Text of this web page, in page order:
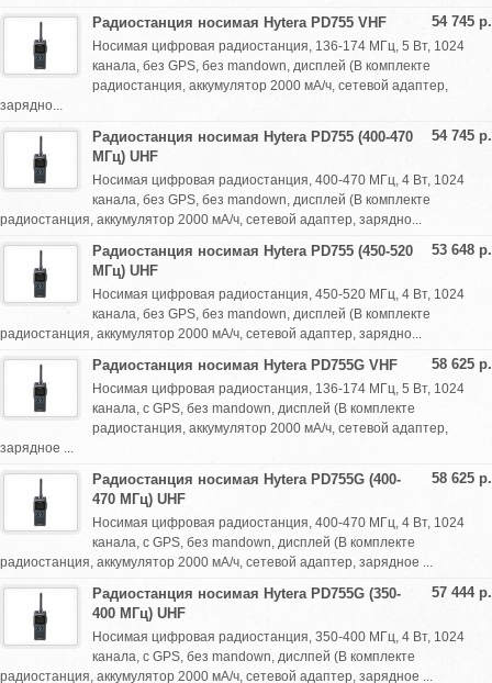
54 745 р.
Радиостанция носимая Hytera PD755 VHF
Носимая цифровая радиостанция, 136-174 МГц, 5 Вт, 1024
канала, без GPS, без mandown, дисплей (В комплекте
радиостанция, аккумулятор 2000 мА/ч, сетевой адаптер,
зарядно...
54 745 р.
Радиостанция носимая Hytera PD755 (400-470
МГц) UHF
Носимая цифровая радиостанция, 400-470 МГц, 4 Вт, 1024
канала, без GPS, без mandown, дисплей (В комплекте
радиостанция, аккумулятор 2000 мА/ч, сетевой адаптер, зарядно...
53 648 р.
Радиостанция носимая Hytera PD755 (450-520
МГц) UHF
Носимая цифровая радиостанция, 450-520 МГц, 4 Вт, 1024
канала, без GPS, без mandown, дисплей (В комплекте
радиостанция, аккумулятор 2000 мА/ч, сетевой адаптер, зарядно...
58 625 р.
Радиостанция носимая Hytera PD755G VHF
Носимая цифровая радиостанция, 136-174 МГц, 5 Вт, 1024
канала, с GPS, без mandown, дисплей (В комплекте
радиостанция, аккумулятор 2000 мА/ч, сетевой адаптер,
зарядное ...
58 625 р.
Радиостанция носимая Hytera PD755G (400-
470 МГц) UHF
Носимая цифровая радиостанция, 400-470 МГц, 4 Вт, 1024
канала, с GPS, без mandown, дисплей (В комплекте
радиостанция, аккумулятор 2000 мА/ч, сетевой адаптер, зарядное ...
57 444 р.
Радиостанция носимая Hytera PD755G (350-
400 МГц) UHF
Носимая цифровая радиостанция, 350-400 МГц, 4 Вт, 1024
канала, с GPS, без mandown, дислпей (В комплекте
радиостанция, аккумулятор 2000 мА/ч, сетевой адаптер, зарядное ...